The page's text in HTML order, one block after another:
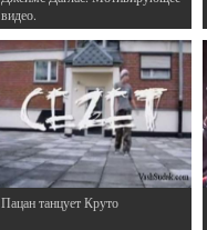
видео.
Пацан танцует Круто